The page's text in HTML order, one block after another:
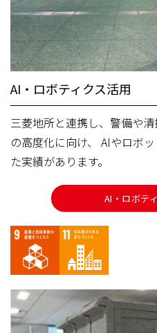
AI・ロボティクス活用
三菱地所と連携し、警備や
の高度化に向け、 AIやロボ
た実績があります。
AI・ロボテ